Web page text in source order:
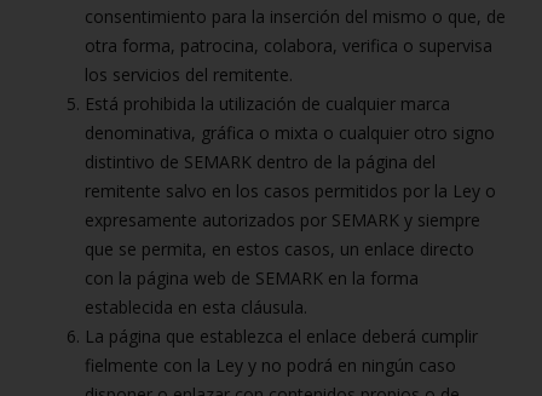
consentimiento para la inserción del mismo o que, de
otra forma, patrocina, colabora, verifica o supervisa
los servicios del remitente.
Está prohibida la utilización de cualquier marca
denominativa, gráfica o mixta o cualquier otro signo
distintivo de SEMARK dentro de la página del
remitente salvo en los casos permitidos por la Ley o
expresamente autorizados por SEMARK y siempre
que se permita, en estos casos, un enlace directo
con la página web de SEMARK en la forma
establecida en esta cláusula.
La página que establezca el enlace deberá cumplir
fielmente con la Ley y no podrá en ningún caso